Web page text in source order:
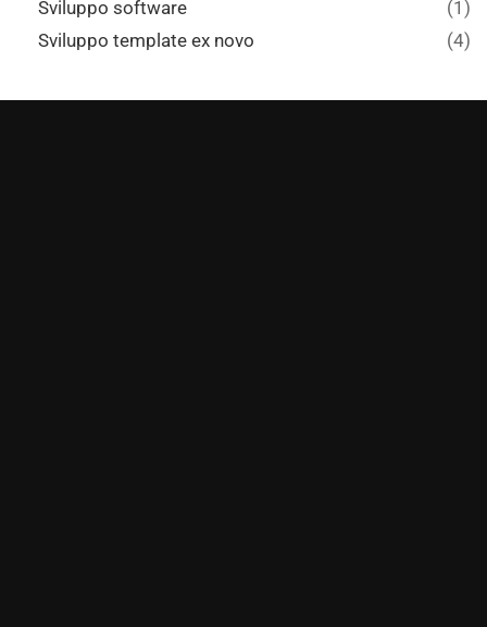
Sviluppo software
(1)
Sviluppo template ex novo
(4)